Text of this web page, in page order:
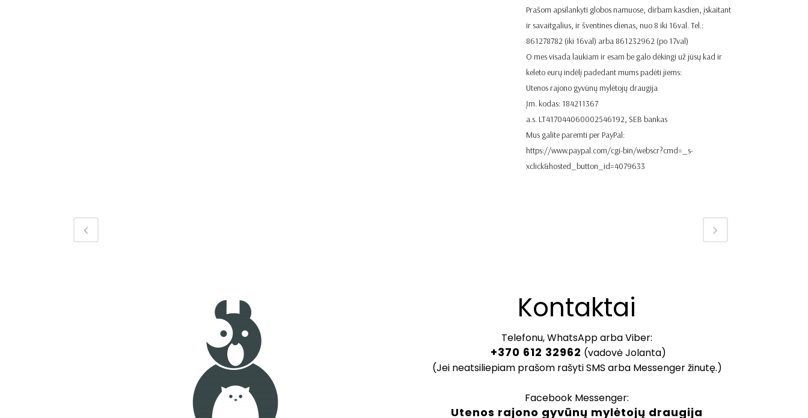
Prašom apsilankyti globos namuose, dirbam kasdien, įskaitant
ir savaitgalius, ir šventines dienas, nuo 8 iki 16val. Tel.:
861278782 (iki 16val) arba 861232962 (po 17val)
O mes visada laukiam ir esam be galo dėkingi už jūsų kad ir
keleto eurų indėlį padedant mums padėti jiems:
Utenos rajono gyvūnų mylėtojų draugija
Įm. kodas: 184211367
a.s. LT417044060002546192, SEB bankas
Mus galite paremti per PayPal:
https://www.paypal.com/cgi-bin/webscr?cmd=_s-
xclick&hosted_button_id=4079633
Kontaktai
Telefonu, WhatsApp arba Viber:
+370 612 32962 (vadovė Jolanta)
(Jei neatsiliepiam prašom rašyti SMS arba Messenger žinutę.)
Facebook Messenger:
Utenos rajono gyvūnų mylėtojų draugija